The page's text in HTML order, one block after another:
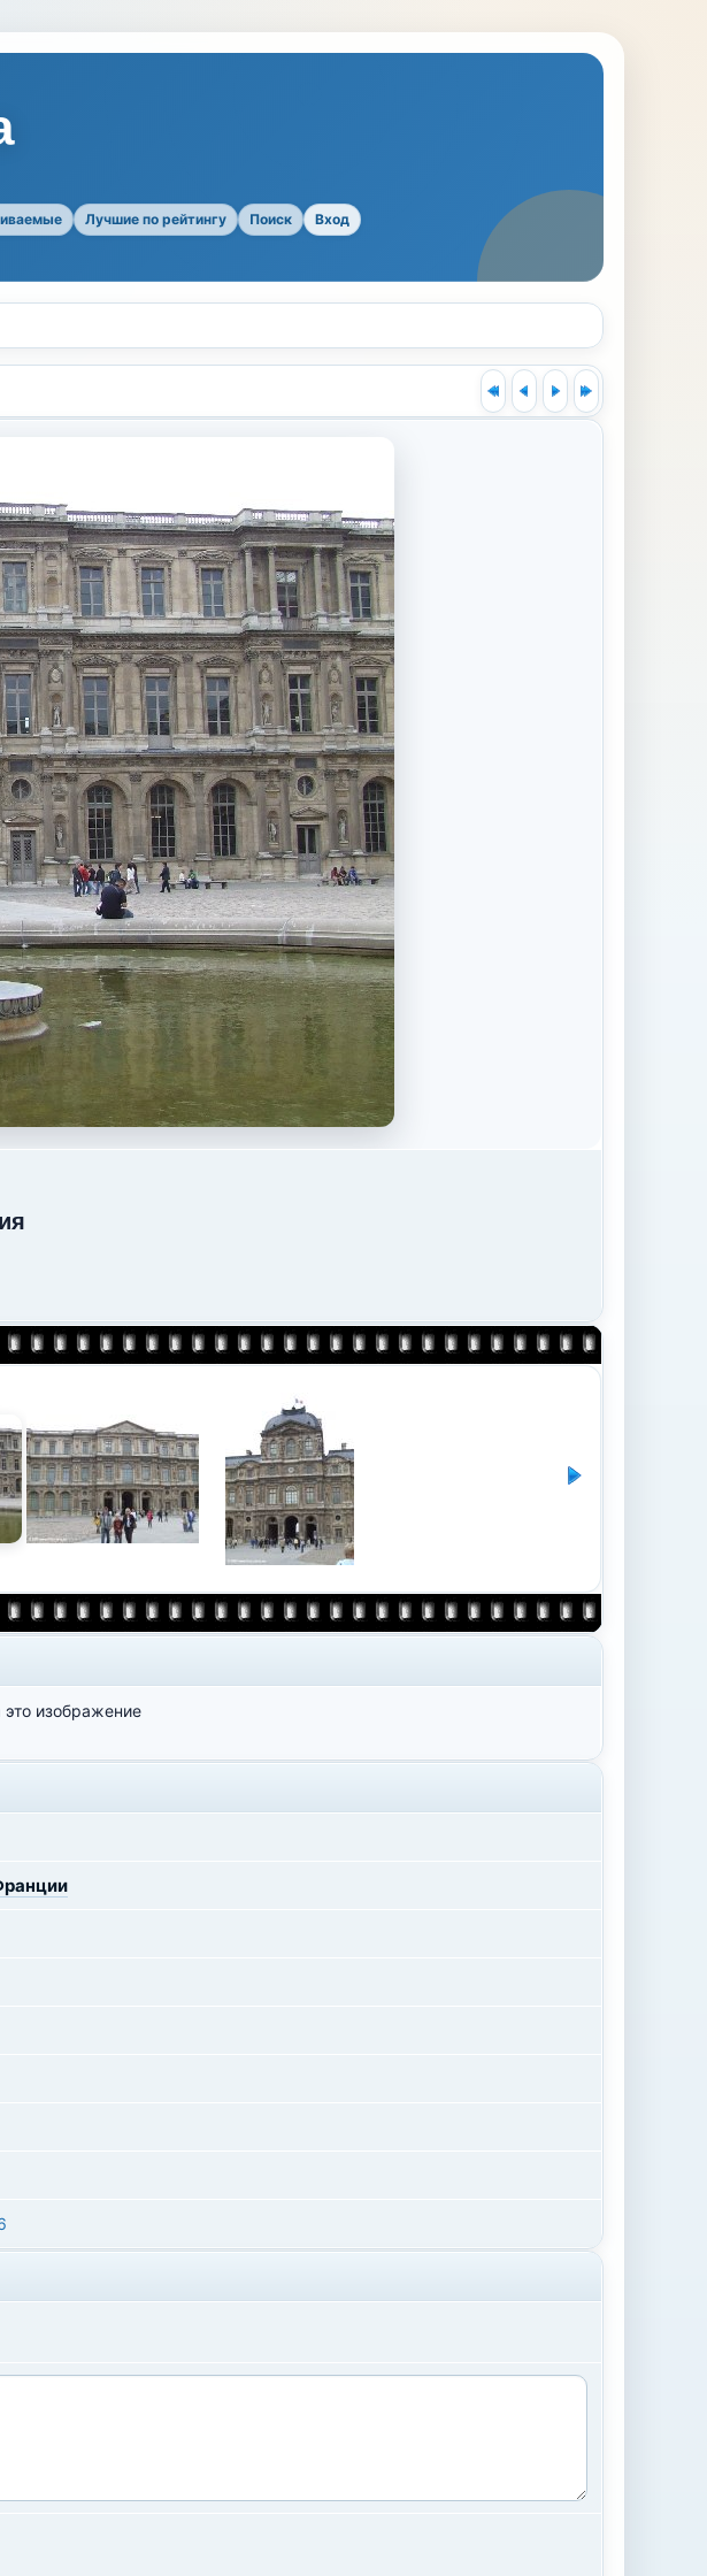
Лучшие по рейтингу Поиск Вход
это изображение